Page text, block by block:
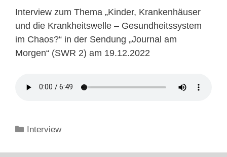
Interview zum Thema „Kinder, Krankenhäuser
und die Krankheitswelle – Gesundheitssystem
im Chaos?“ in der Sendung „Journal am
Morgen“ (SWR 2) am 19.12.2022
Kategorien
Interview